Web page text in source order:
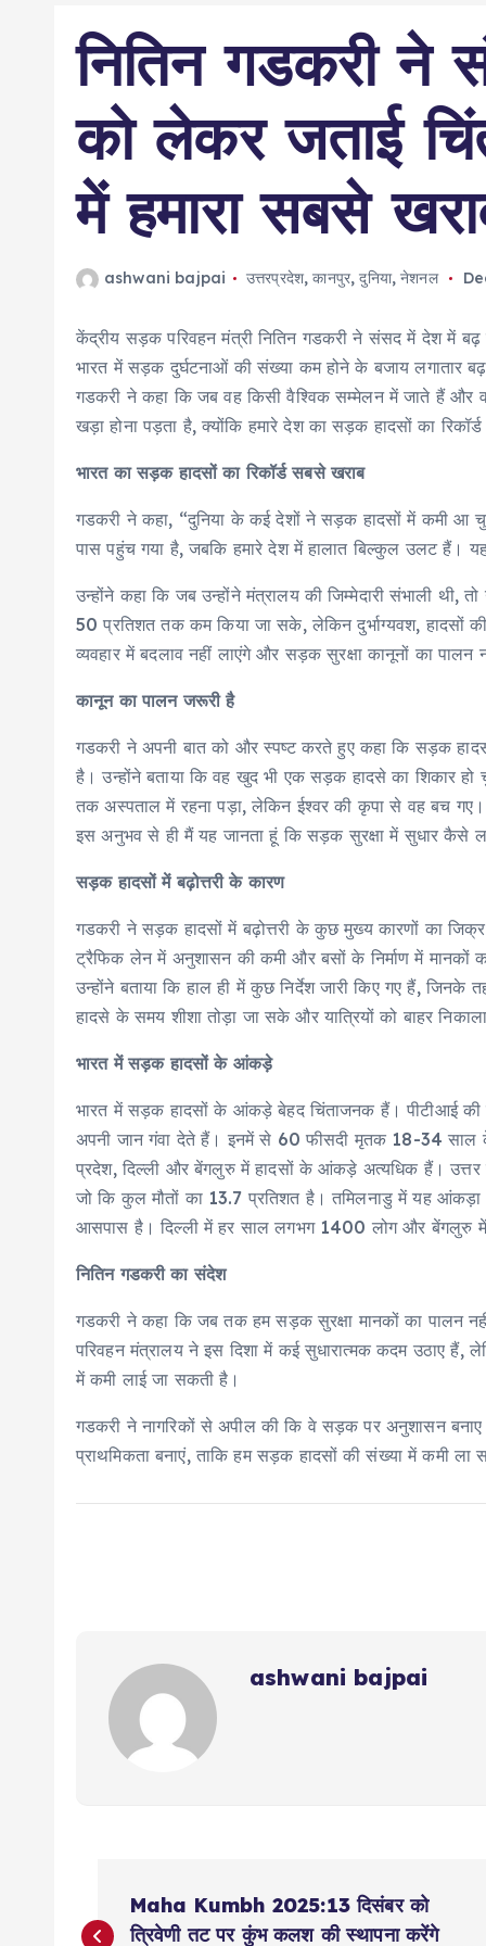
नितिन गडकरी ने
को लेकर जताई
में हमारा सबसे
ashwani bajpai उत्तरप्रदेश,कानपुर,दुनिया,नेशनल
केंद्रीय सड़क परिवहन मंत्री नितिन गडकरी ने संसद में देश में बढ़
भारत में सड़क दुर्घटनाओं की संख्या कम होने के बजाय लगातार बढ़
गडकरी ने कहा कि जब वह किसी वैश्विक सम्मेलन में जाते हैं और
खड़ा होना पड़ता है, क्योंकि हमारे देश का सड़क हादसों का
भारत का सड़क हादसों का रिकॉर्ड सबसे खराब
गडकरी ने कहा, “दुनिया के कई देशों ने सड़क हादसों में कमी आ
पास पहुंच गया है, जबकि हमारे देश में हालात बिल्कुल उलट हैं।
उन्होंने कहा कि जब उन्होंने मंत्रालय की जिम्मेदारी संभाली थी,
50 प्रतिशत तक कम किया जा सके, लेकिन दुर्भाग्यवश, हादसों
व्यवहार में बदलाव नहीं लाएंगे और सड़क सुरक्षा कानूनों का
कानून का पालन जरूरी है
गडकरी ने अपनी बात को और स्पष्ट करते हुए कहा कि सड़क
है। उन्होंने बताया कि वह खुद भी एक सड़क हादसे का शिकार
तक अस्पताल में रहना पड़ा, लेकिन ईश्वर की कृपा से वह बच
इस अनुभव से ही मैं यह जानता हूं कि सड़क सुरक्षा में सुधार कैसे
सड़क हादसों में बढ़ोत्तरी के कारण
गडकरी ने सड़क हादसों में बढ़ोत्तरी के कुछ मुख्य कारणों का
ट्रैफिक लेन में अनुशासन की कमी और बसों के निर्माण में
उन्होंने बताया कि हाल ही में कुछ निर्देश जारी किए गए हैं, जिनके
हादसे के समय शीशा तोड़ा जा सके और यात्रियों को बाहर
भारत में सड़क हादसों के आंकड़े
भारत में सड़क हादसों के आंकड़े बेहद चिंताजनक हैं। पीटीआई की
अपनी जान गंवा देते हैं। इनमें से 60 फीसदी मृतक 18-34 साल के
प्रदेश, दिल्ली और बेंगलुरु में हादसों के आंकड़े अत्यधिक हैं।
जो कि कुल मौतों का 13.7 प्रतिशत है। तमिलनाडु में यह
आसपास है। दिल्ली में हर साल लगभग 1400 लोग और बेंगलुरु में
नितिन गडकरी का संदेश
गडकरी ने कहा कि जब तक हम सड़क सुरक्षा मानकों का पालन
परिवहन मंत्रालय ने इस दिशा में कई सुधारात्मक कदम उठाए
में कमी लाई जा सकती है।
गडकरी ने नागरिकों से अपील की कि वे सड़क पर अनुशासन
प्राथमिकता बनाएं, ताकि हम सड़क हादसों की संख्या में कमी
ashwani bajpai
Maha Kumbh 2025:13 दिसंबर को
त्रिवेणी तट पर कुंभ कलश की स्थापना करेंगे